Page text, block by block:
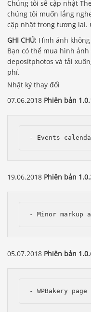
Chúng tôi sẽ cập nhật
chúng tôi muốn lắng
cập nhật trong tương lai.
GHI CHÚ: Hình ảnh
Bạn có thể mua hình
depositphotos và tải
phí.
Nhật ký thay đổi
07.06.2018 Phiên bản
- Events
19.06.2018 Phiên bản
- Minor markup
05.07.2018 Phiên bản
- WPBakery